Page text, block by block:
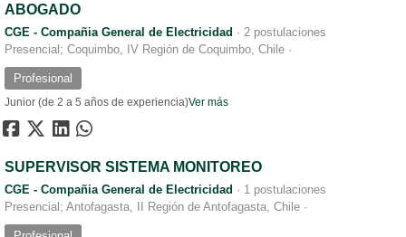
ABOGADO
CGE - Compañia General de Electricidad ·
Presencial; Coquimbo, IV Región de Coquimbo, Chile ·
2 postulaciones
Profesional
Junior (de 2 a 5 años de experiencia)Ver más
SUPERVISOR SISTEMA MONITOREO
CGE - Compañia General de Electricidad ·
Presencial; Antofagasta, II Región de Antofagasta, Chile ·
1 postulaciones